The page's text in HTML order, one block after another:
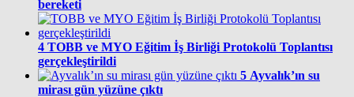
bereketi
4 TOBB ve MYO Eğitim İş Birliği Protokolü Toplantısı
gerçekleştirildi
5 Ayvalık’ın su
mirası gün yüzüne çıktı